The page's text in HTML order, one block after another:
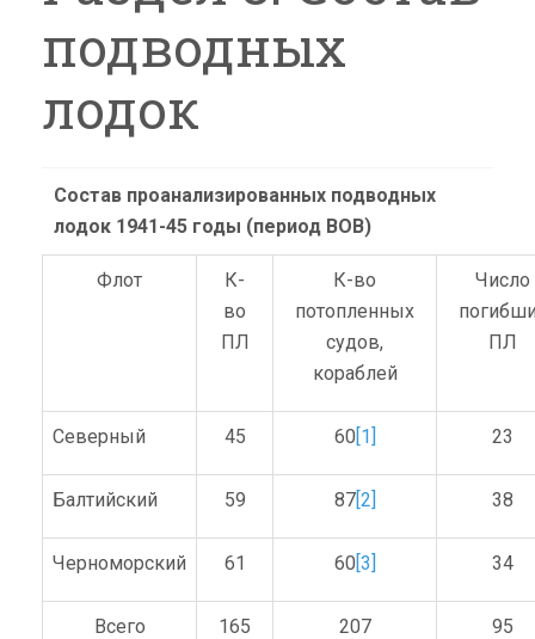
подводных
лодок
Состав проанализированных подводных
лодок 1941-45 годы (период ВОВ)
Флот
К-
во
ПЛ
К-во
потопленных
судов,
кораблей
Число
ПЛ
Северный 45 60[1] 23
Балтийский 59 87[2] 38
Черноморский 61 60[3] 34
Всего 165 207 95